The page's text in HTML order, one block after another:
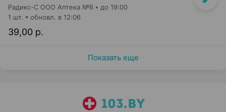
Радикс-С ООО Аптека №6 до 19:00
39,00 р.
1 шт. обновл. в 12:06
Показать еще